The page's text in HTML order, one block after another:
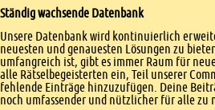
Ständig wachsende Datenbank
Unsere Datenbank wird kontinuierlich
neuesten und genauesten Lösungen zu
umfangreich ist, gibt es immer Raum für
alle Rätselbegeisterten ein, Teil unserer
fehlende Einträge hinzuzufügen. Deine
noch umfassender und nützlicher für alle zu